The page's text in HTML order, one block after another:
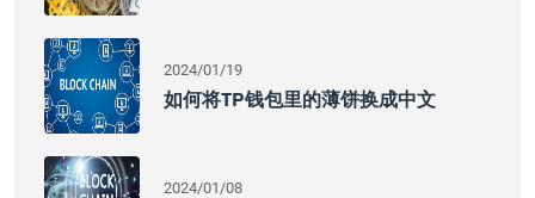
2024/01/19
如何将TP钱包里的薄饼换成中文
2024/01/08